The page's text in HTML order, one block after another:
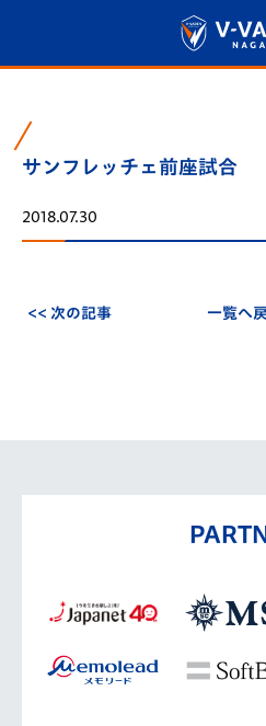
サンフレッチェ前座試合
2018.07.30
<< 次の記事 一覧へ